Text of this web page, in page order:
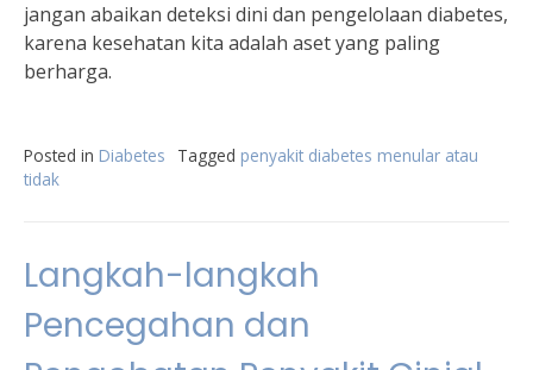
jangan abaikan deteksi dini dan pengelolaan diabetes,
karena kesehatan kita adalah aset yang paling
berharga.
Posted in Diabetes Tagged penyakit diabetes menular atau
tidak
Langkah-langkah
Pencegahan dan